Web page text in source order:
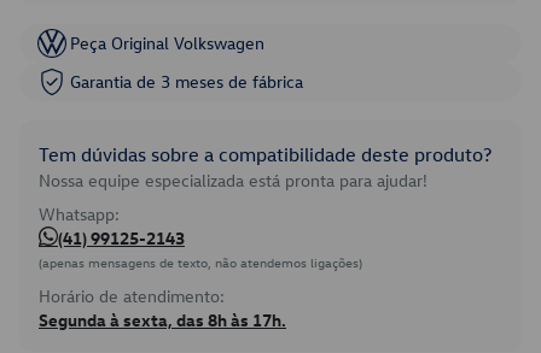
Peça Original Volkswagen
Garantia de 3 meses de fábrica
Tem dúvidas sobre a compatibilidade deste produto?
Nossa equipe especializada está pronta para ajudar!
Whatsapp:
(41) 99125-2143
(apenas mensagens de texto, não atendemos ligações)
Horário de atendimento:
Segunda à sexta, das 8h às 17h.